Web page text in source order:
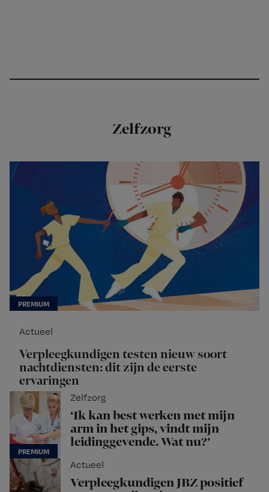
Zelfzorg
Actueel
Verpleegkundigen testen nieuw soort
nachtdiensten: dit zijn de eerste
ervaringen
Zelfzorg
‘Ik kan best werken met mijn
arm in het gips, vindt mijn
leidinggevende. Wat nu?’
Actueel
Verpleegkundigen JBZ positief